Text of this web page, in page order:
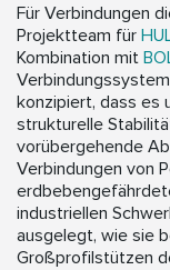
Für Verbindungen
Projektteam für
Kombination mit
konzipiert, dass es
strukturelle
vorübergehende
Verbindungen von
industriellen
ausgelegt, wie sie
Großprofilstützen